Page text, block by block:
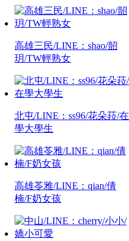
高雄三民/LINE：shao/韶
玥/TW輕熟女
北屯/LINE：ss96/花朵菈/在
學大學生
高雄苓雅/LINE：qian/倩
楠/F奶女孩